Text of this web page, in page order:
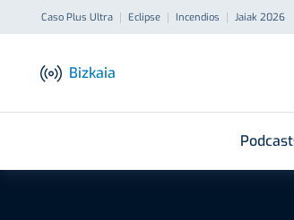
Caso Plus Ultra Eclipse Incendios Jaiak 2026
Bizkaia